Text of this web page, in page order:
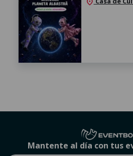
Mantente al día con tus